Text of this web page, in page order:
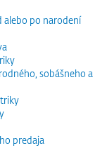
alebo po narodení
sobášneho a
predaja